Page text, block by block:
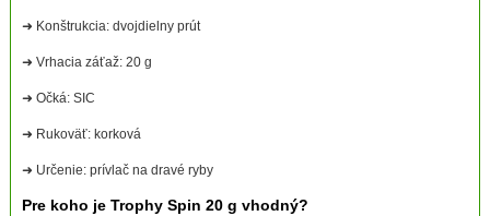
➜ Konštrukcia: dvojdielny prút
➜ Vrhacia záťaž: 20 g
➜ Očká: SIC
➜ Rukoväť: korková
➜ Určenie: prívlač na dravé ryby
Pre koho je Trophy Spin 20 g vhodný?